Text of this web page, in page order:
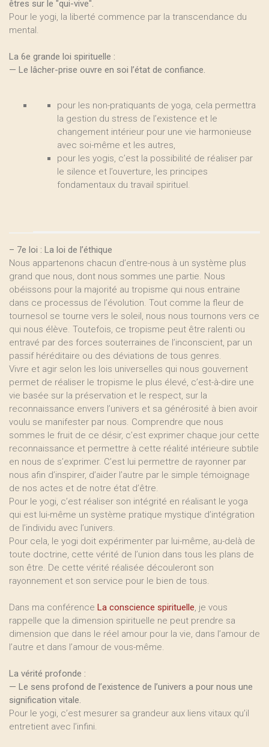
êtres sur le "qui-vive".
Pour le yogi, la liberté commence par la transcendance du
mental.
La 6e grande loi spirituelle :
— Le lâcher-prise ouvre en soi l’état de confiance.
pour les non-pratiquants de yoga, cela permettra
la gestion du stress de l’existence et le
changement intérieur pour une vie harmonieuse
avec soi-même et les autres,
pour les yogis, c’est la possibilité de réaliser par
le silence et l’ouverture, les principes
fondamentaux du travail spirituel.
– 7e loi : La loi de l’éthique
Nous appartenons chacun d’entre-nous à un système plus
grand que nous, dont nous sommes une partie. Nous
obéissons pour la majorité au tropisme qui nous entraine
dans ce processus de l’évolution. Tout comme la fleur de
tournesol se tourne vers le soleil, nous nous tournons vers ce
qui nous élève. Toutefois, ce tropisme peut être ralenti ou
entravé par des forces souterraines de l’inconscient, par un
passif héréditaire ou des déviations de tous genres.
Vivre et agir selon les lois universelles qui nous gouvernent
permet de réaliser le tropisme le plus élevé, c’est-à-dire une
vie basée sur la préservation et le respect, sur la
reconnaissance envers l’univers et sa générosité à bien avoir
voulu se manifester par nous. Comprendre que nous
sommes le fruit de ce désir, c’est exprimer chaque jour cette
reconnaissance et permettre à cette réalité intérieure subtile
en nous de s’exprimer. C’est lui permettre de rayonner par
nous afin d’inspirer, d’aider l’autre par le simple témoignage
de nos actes et de notre état d’être.
Pour le yogi, c’est réaliser son intégrité en réalisant le yoga
qui est lui-même un système pratique mystique d’intégration
de l’individu avec l’univers.
Pour cela, le yogi doit expérimenter par lui-même, au-delà de
toute doctrine, cette vérité de l’union dans tous les plans de
son être. De cette vérité réalisée découleront son
rayonnement et son service pour le bien de tous.
Dans ma conférence La conscience spirituelle, je vous
rappelle que la dimension spirituelle ne peut prendre sa
dimension que dans le réel amour pour la vie, dans l’amour de
l’autre et dans l’amour de vous-même.
La vérité profonde :
— Le sens profond de l’existence de l’univers a pour nous une
signification vitale.
Pour le yogi, c’est mesurer sa grandeur aux liens vitaux qu’il
entretient avec l’infini.